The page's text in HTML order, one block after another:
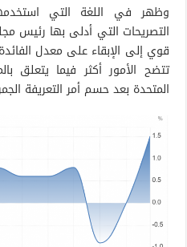
وظهر في اللغة التي
التصريحات التي أدلى بها رئيس
قوي إلى الإبقاء على معدل
تتضح الأمور أكثر فيما يتعلق
المتحدة بعد حسم أمر التعريفة